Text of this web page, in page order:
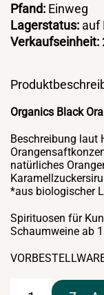
Pfand: Einweg
Lagerstatus: auf
Verkaufseinheit:
Organics Black
Beschreibung laut
natürliches
*aus biologischer
Spirituosen für
Schaumweine ab
Organics